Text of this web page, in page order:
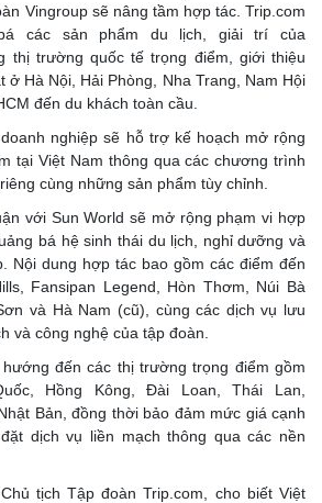
Vingroup sẽ nâng tầm hợp tác. Trip.com
các sản phẩm du lịch, giải trí của
thị trường quốc tế trọng điểm, giới thiệu
ở Hà Nội, Hải Phòng, Nha Trang, Nam Hội
đến du khách toàn cầu.
nghiệp sẽ hỗ trợ kế hoạch mở rộng
tại Việt Nam thông qua các chương trình
cùng những sản phẩm tùy chỉnh.
với Sun World sẽ mở rộng phạm vi hợp
bá hệ sinh thái du lịch, nghỉ dưỡng và
Nội dung hợp tác bao gồm các điểm đến
Fansipan Legend, Hòn Thơm, Núi Bà
và Hà Nam (cũ), cùng các dịch vụ lưu
và công nghệ của tập đoàn.
đến các thị trường trọng điểm gồm
Hồng Kông, Đài Loan, Thái Lan,
Bản, đồng thời bảo đảm mức giá cạnh
dịch vụ liền mạch thông qua các nền
tịch Tập đoàn Trip.com, cho biết Việt